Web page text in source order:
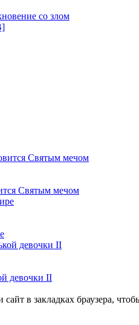
со злом
Святым мечом
девочки II
в закладках браузера,